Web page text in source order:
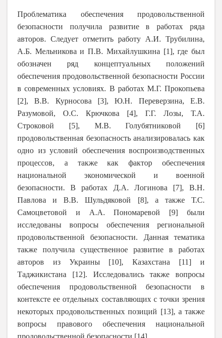
Проблематика обеспечения продовольственной
безопасности получила развитие в работах ряда
авторов. Следует отметить работу А.И. Трубилина,
А.Б. Мельникова и П.В. Михайлушкина [1], где был
обозначен ряд концептуальных положений
обеспечения продовольственной безопасности России
в современных условиях. В работах М.Г. Прокопьева
[2], В.В. Курносова [3],Ю.Н. Переверзина, Е.В.
Разумовой, О.С. Крючкова [4], Г.Г. Лозы, Т.А.
Строковой [5], М.В. Голубятниковой [6]
продовольственная безопасность анализировалась как
одно из условий обеспечения воспроизводственных
процессов, а также как фактор обеспечения
национальной экономической и военной
безопасности. В работах Д.А. Логинова [7], В.Н.
Павлова и В.В. Шульдяковой [8], а также Т.С.
Самоцветовой и А.А. Пономаревой [9] были
исследованы вопросы обеспечения региональной
продовольственной безопасности. Данная тематика
также получила существенное развитие в работах
авторов из Украины [10], Казахстана [11] и
Таджикистана [12]. Исследовались также вопросы
обеспечения продовольственной безопасности в
контексте ее отдельных составляющих с точки зрения
некоторых продовольственных позиций [13], а также
вопросы правового обеспечения национальной
продовольственной безопасности [14].